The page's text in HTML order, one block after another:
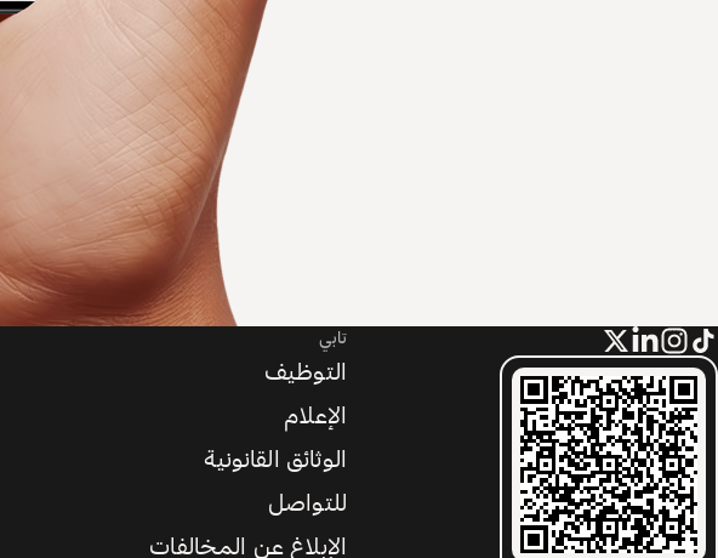
تابي
التوظيف
الإعلام
الوثائق القانونية
للتواصل
الإبلاغ عن المخالفات